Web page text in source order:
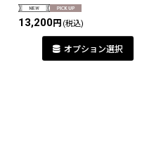
13,200円 (税込)
オプション選択